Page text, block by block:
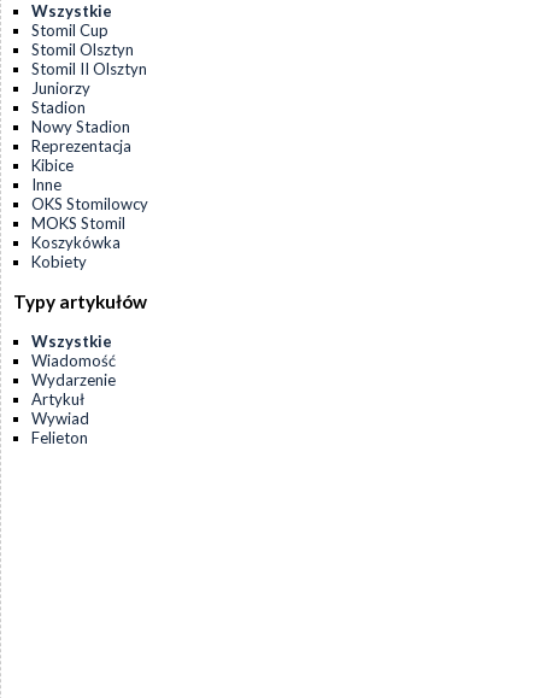
Wszystkie
Stomil Cup
Stomil Olsztyn
Stomil II Olsztyn
Juniorzy
Stadion
Nowy Stadion
Reprezentacja
Kibice
Inne
OKS Stomilowcy
MOKS Stomil
Koszykówka
Kobiety
Typy artykułów
Wszystkie
Wiadomość
Wydarzenie
Artykuł
Wywiad
Felieton